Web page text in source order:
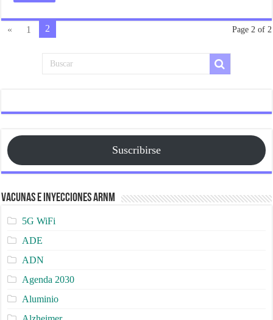
Page 2 of 2
« 1 2
Suscribirse
Vacunas e Inyecciones ARNm
5G WiFi
ADE
ADN
Agenda 2030
Aluminio